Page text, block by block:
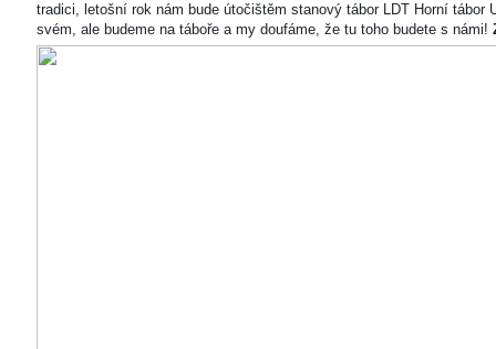
tradici, letošní rok nám bude útočištěm stanový tábor LDT Horní tábor
svém, ale budeme na táboře a my doufáme, že tu toho budete s námi!